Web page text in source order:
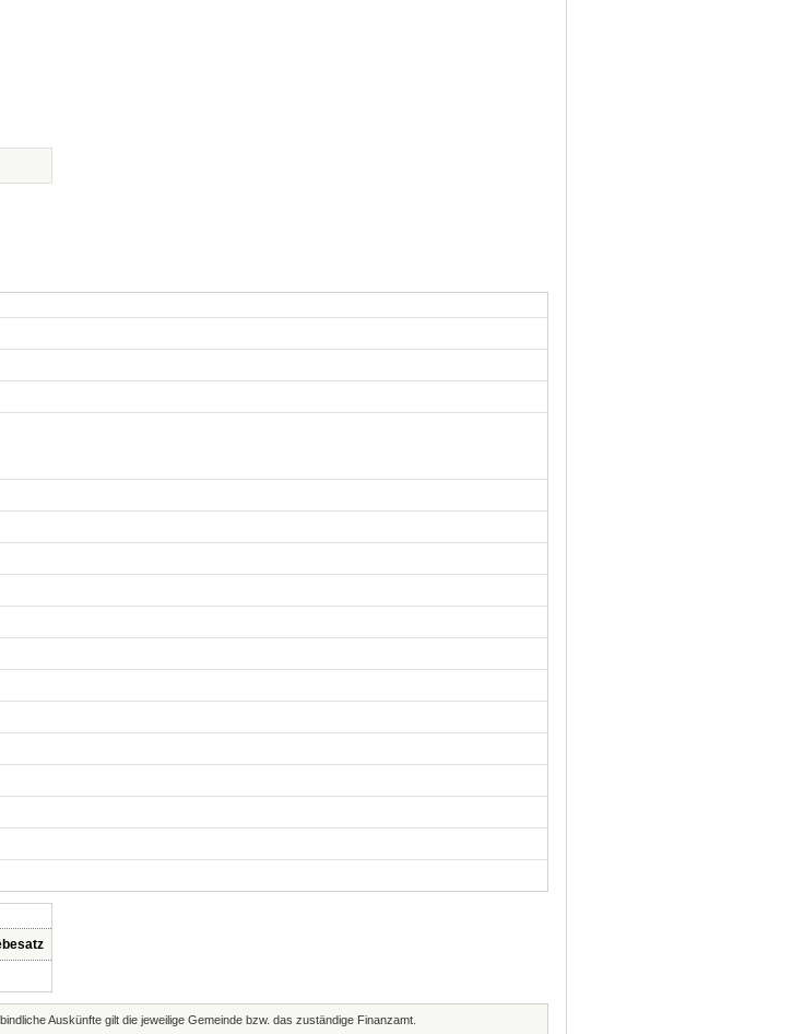
Auskünfte gilt die jeweilige Gemeinde bzw. das zuständige Finanzamt.